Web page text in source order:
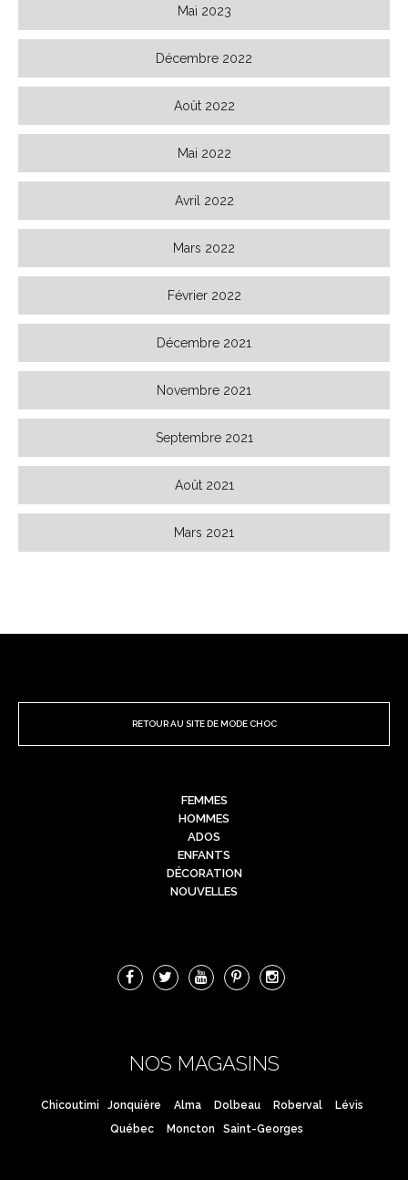
Mai 2023
Décembre 2022
Août 2022
Mai 2022
Avril 2022
Mars 2022
Février 2022
Décembre 2021
Novembre 2021
Septembre 2021
Août 2021
Mars 2021
RETOUR AU SITE DE MODE CHOC
FEMMES
HOMMES
ADOS
ENFANTS
DÉCORATION
NOUVELLES
NOS MAGASINS
Chicoutimi Jonquière Alma Dolbeau Roberval
Lévis
Québec
Moncton Saint-Georges